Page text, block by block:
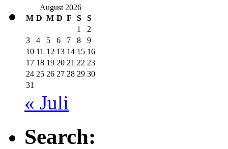
August 2026
M D M D F S
S
1
2
3
4 5 6 7 8
9
10 11 12 13 14 15 16
17 18 19 20 21 22 23
24 25 26 27 28 29 30
31
« Juli
Search: